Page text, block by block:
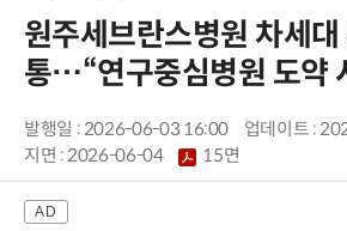
원주세브란스병원 차세대
통…“연구중심병원 도약
발행일 : 2026-06-03 16:00
업데이트 :
지면 :2026-06-04 15면